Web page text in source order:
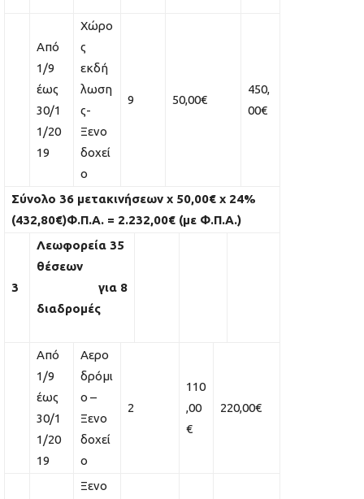
Από
1/9
έως
30/1
1/20
19
Χώρο
ς
εκδή
λωση
ς-
Ξενο
δοχεί
ο
9 50,00€
450,
00€
Σύνολο 36 μετακινήσεων x 50,00€ x 24%
(432,80€)Φ.Π.Α. = 2.232,00€ (με Φ.Π.Α.)
3
Λεωφορεία 35
θέσεων
για 8
διαδρομές
Από
1/9
έως
30/1
1/20
19
Αερο
δρόμι
ο –
Ξενο
δοχεί
ο
2
110
,00
€
220,00€
Ξενο